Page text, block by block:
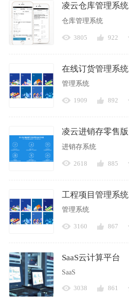
凌云仓库管理系统
仓库管理系统
3805 922
在线订货管理系统
管理系统
1909 892
凌云进销存零售版
进销存系统
2618 885
工程项目管理系统
管理系统
3160 867
SaaS云计算平台
SaaS
3038 861